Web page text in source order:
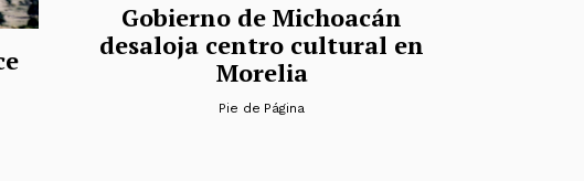
Gobierno de Michoacán
desaloja centro cultural en
Morelia
Pie de Página